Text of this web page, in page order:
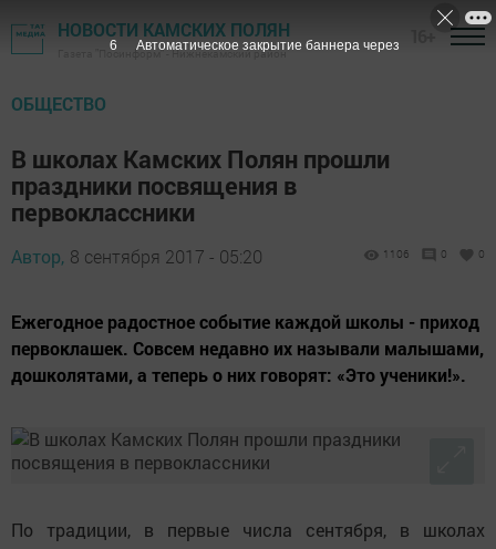
НОВОСТИ КАМСКИХ ПОЛЯН
Газета "Посинформ" - Нижнекамский район
ОБЩЕСТВО
В школах Камских Полян прошли
праздники посвящения в
первоклассники
Автор, 8 сентября 2017 - 05:20 1106 0 0
Ежегодное радостное событие каждой школы - приход
первоклашек. Совсем недавно их называли малышами,
дошколятами, а теперь о них говорят: «Это ученики!».
По традиции, в первые числа сентября, в школах
5 Автоматическое закрытие баннера через